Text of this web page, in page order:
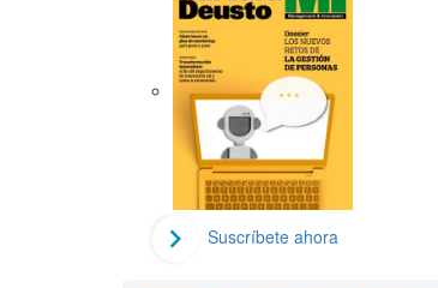
Suscríbete ahora